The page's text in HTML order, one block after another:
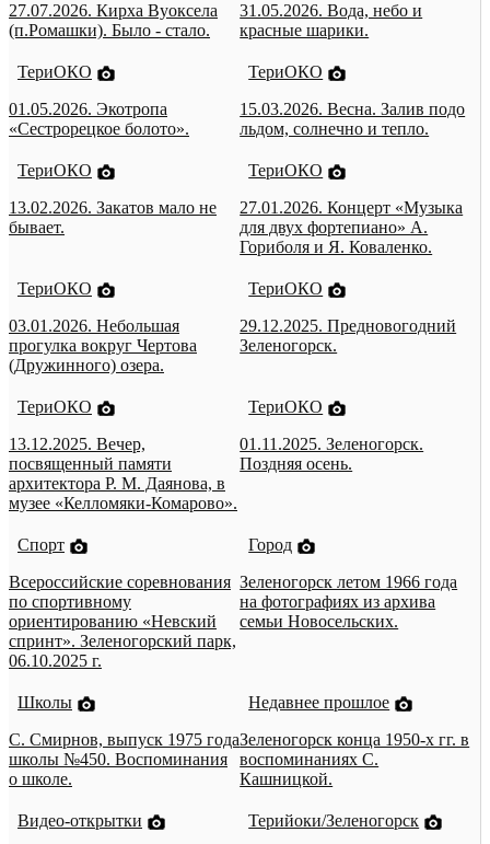
27.07.2026. Кирха Вуоксела
(п.Ромашки). Было - стало.
31.05.2026. Вода, небо и
красные шарики.
ТериОКО
01.05.2026. Экотропа
«Сестрорецкое болото».
ТериОКО
15.03.2026. Весна. Залив подо
льдом, солнечно и тепло.
ТериОКО
13.02.2026. Закатов мало не
бывает.
ТериОКО
27.01.2026. Концерт «Музыка
для двух фортепиано» А.
Гориболя и Я. Коваленко.
ТериОКО
03.01.2026. Небольшая
прогулка вокруг Чертова
(Дружинного) озера.
ТериОКО
29.12.2025. Предновогодний
Зеленогорск.
ТериОКО
13.12.2025. Вечер,
посвященный памяти
архитектора Р. М. Даянова, в
музее «Келломяки-Комарово».
ТериОКО
01.11.2025. Зеленогорск.
Поздняя осень.
Спорт
Всероссийские соревнования
по спортивному
ориентированию «Невский
спринт». Зеленогорский парк,
06.10.2025 г.
Город
Зеленогорск летом 1966 года
на фотографиях из архива
семьи Новосельских.
Школы
С. Смирнов, выпуск 1975 года
школы №450. Воспоминания
о школе.
Недавнее прошлое
Зеленогорск конца 1950-х гг. в
воспоминаниях С.
Кашницкой.
Видео-открытки
Терийоки/Зеленогорск